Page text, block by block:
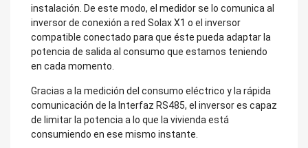
instalación. De este modo, el medidor se lo comunica al
inversor de conexión a red Solax X1 o el inversor
compatible conectado para que éste pueda adaptar la
potencia de salida al consumo que estamos teniendo
en cada momento.
Gracias a la medición del consumo eléctrico y la rápida
comunicación de la Interfaz RS485, el inversor es capaz
de limitar la potencia a lo que la vivienda está
consumiendo en ese mismo instante.